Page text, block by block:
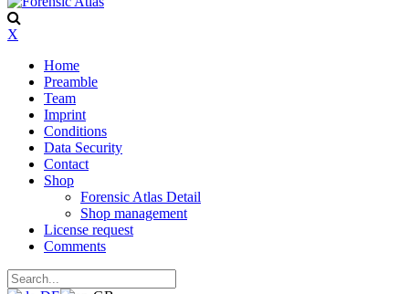
X
Home
Preamble
Team
Imprint
Conditions
Data Security
Contact
Shop
Forensic Atlas Detail
Shop management
License request
Comments